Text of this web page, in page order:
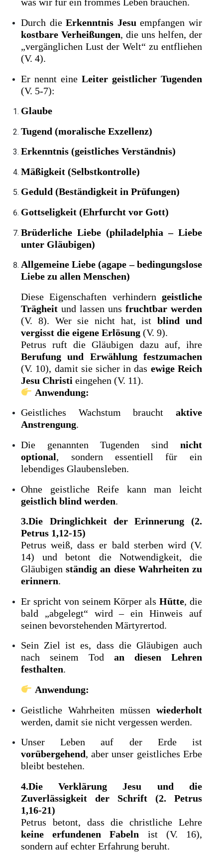
Durch dieErkenntnis Jesu empfangen wir
kostbare Verheißungen, die uns helfen, der
„vergänglichen Lust der Welt“ zu entfliehen
(V. 4).
Er nennt eine Leiter geistlicher Tugenden
(V. 5-7):
Glaube
Tugend (moralische Exzellenz)
Erkenntnis (geistliches Verständnis)
Mäßigkeit (Selbstkontrolle)
Geduld (Beständigkeit in Prüfungen)
Gottseligkeit (Ehrfurcht vor Gott)
Brüderliche Liebe (philadelphia – Liebe
unter Gläubigen)
Allgemeine Liebe (agape – bedingungslose
Liebe zu allen Menschen)
Diese Eigenschaften verhindern geistliche
Trägheit und lassen uns fruchtbar werden
(V. 8). Wer sie nicht hat, istblind und
vergisst die eigene Erlösung (V. 9).
Petrus ruft die Gläubigen dazu auf, ihre
Berufung und Erwählung festzumachen
(V. 10), damit sie sicher in das ewige Reich
Jesu Christi eingehen (V. 11).
Anwendung:
Geistliches Wachstum braucht aktive
Anstrengung.
Die genannten Tugenden sind nicht
optional, sondern essentiell für ein
lebendiges Glaubensleben.
Ohne geistliche Reife kann man leicht
geistlich blind werden.
3.Die Dringlichkeit der Erinnerung (2.
Petrus 1,12-15)
Petrus weiß, dass er bald sterben wird (V.
14) und betont die Notwendigkeit, die
Gläubigenständig an diese Wahrheiten zu
erinnern.
Er spricht von seinem Körper alsHütte, die
bald „abgelegt“ wird – ein Hinweis auf
seinen bevorstehenden Märtyrertod.
Sein Ziel ist es, dass die Gläubigen auch
nach seinem Tod an diesen Lehren
festhalten.
Anwendung:
Geistliche Wahrheiten müssen wiederholt
werden, damit sie nicht vergessen werden.
Unser Leben auf der Erde ist
vorübergehend, aber unser geistliches Erbe
bleibt bestehen.
4.Die Verklärung Jesu und die
Zuverlässigkeit der Schrift (2. Petrus
1,16-21)
Petrus betont, dass die christliche Lehre
keine erfundenen Fabeln ist (V. 16),
sondern auf echter Erfahrung beruht.